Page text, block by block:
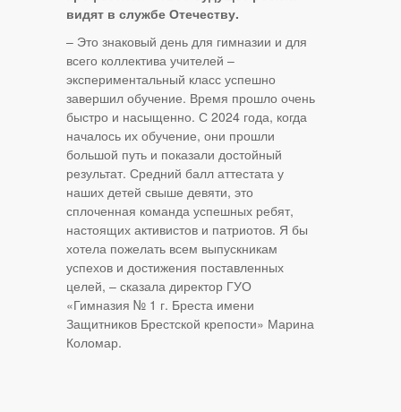
видят в службе Отечеству.
– Это знаковый день для гимназии и для
всего коллектива учителей –
экспериментальный класс успешно
завершил обучение. Время прошло очень
быстро и насыщенно. С 2024 года, когда
началось их обучение, они прошли
большой путь и показали достойный
результат. Средний балл аттестата у
наших детей свыше девяти, это
сплоченная команда успешных ребят,
настоящих активистов и патриотов. Я бы
хотела пожелать всем выпускникам
успехов и достижения поставленных
целей, – сказала директор ГУО
«Гимназия № 1 г. Бреста имени
Защитников Брестской крепости» Марина
Коломар.